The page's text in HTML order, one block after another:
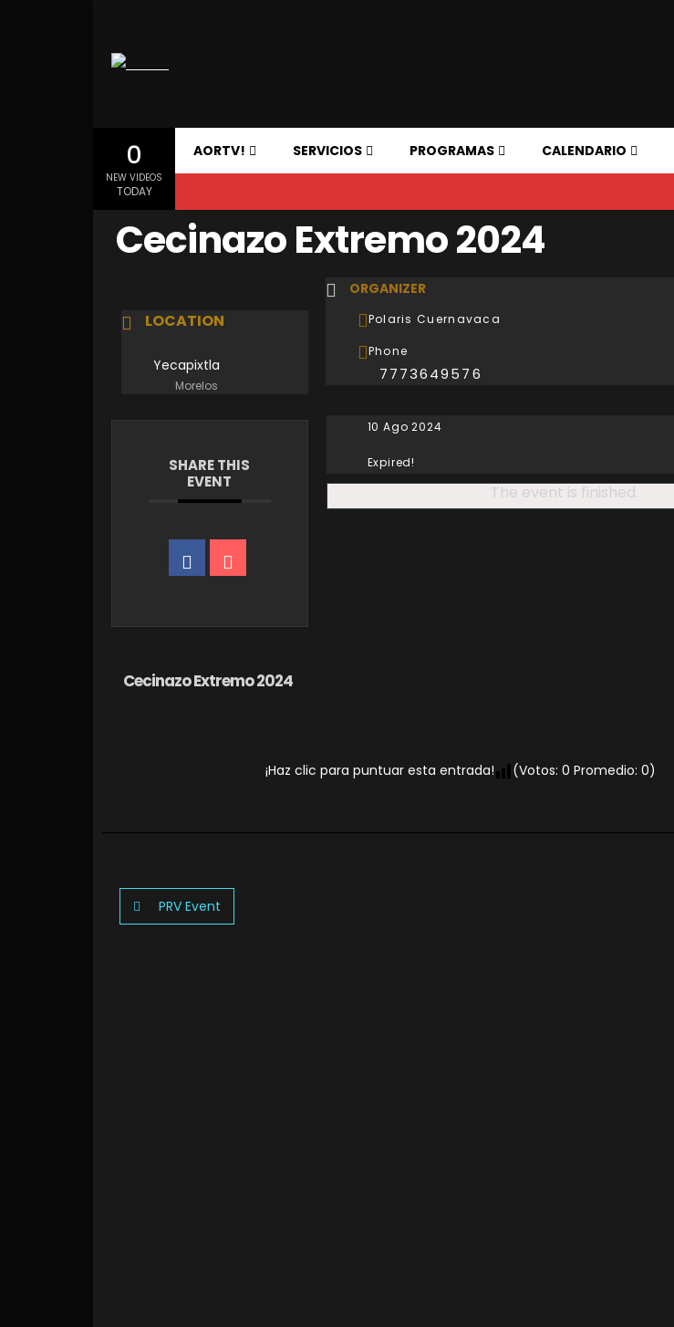
0
NEW VIDEOS
TODAY
AORTV! SERVICIOS PROGRAMAS CALENDARIO
Cecinazo Extremo 2024
LOCATION
Yecapixtla
Morelos
SHARE THIS
EVENT
ORGANIZER
Polaris Cuernavaca
Phone
7773649576
10 Ago 2024
Expired!
The event is finished.
Cecinazo Extremo 2024
¡Haz clic para puntuar esta entrada! (Votos: 0 Promedio: 0)
PRV Event